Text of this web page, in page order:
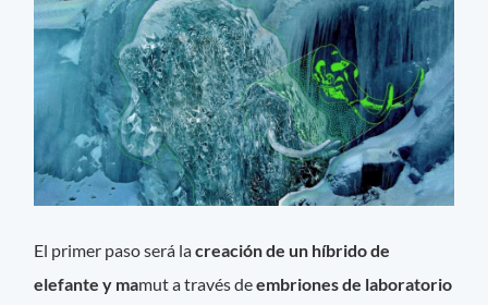
El primer paso será lacreación de un híbrido de
elefante y mamut a través deembriones de laboratorio